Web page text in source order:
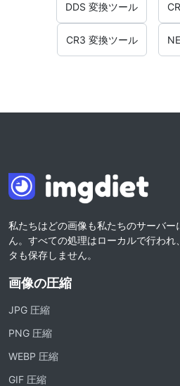
DDS 変換ツール
CR3 変換ツール
私たちはどの画像も私たちのサーバー
ん。すべての処理はローカルで行わ
タも保存しません。
画像の圧縮
JPG 圧縮
PNG 圧縮
WEBP 圧縮
GIF 圧縮